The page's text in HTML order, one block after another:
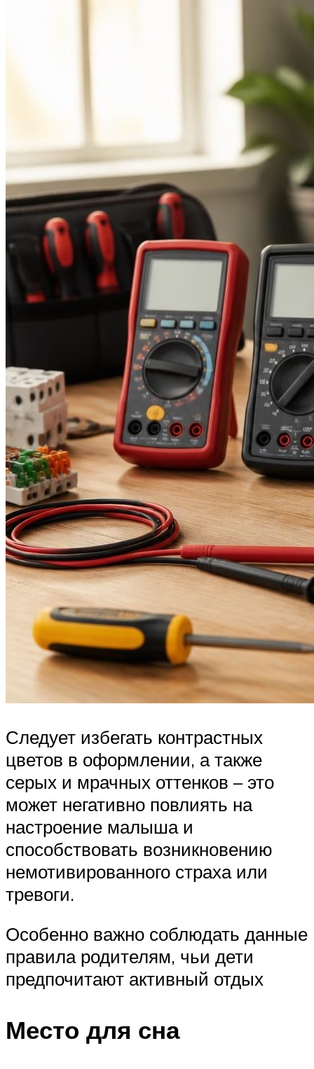
Следует избегать контрастных
цветов в оформлении, а также
серых и мрачных оттенков – это
может негативно повлиять на
настроение малыша и
способствовать возникновению
немотивированного страха или
тревоги.
Особенно важно соблюдать данные
правила родителям, чьи дети
предпочитают активный отдых
Место для сна